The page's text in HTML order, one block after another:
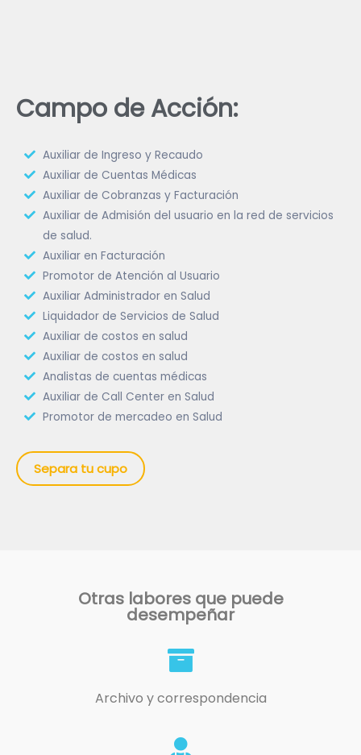
Campo de Acción:
Auxiliar de Ingreso y Recaudo
Auxiliar de Cuentas Médicas
Auxiliar de Cobranzas y Facturación
Auxiliar de Admisión del usuario en la red de servicios
de salud.
Auxiliar en Facturación
Promotor de Atención al Usuario
Auxiliar Administrador en Salud
Liquidador de Servicios de Salud
Auxiliar de costos en salud
Auxiliar de costos en salud
Analistas de cuentas médicas
Auxiliar de Call Center en Salud
Promotor de mercadeo en Salud
Separa tu cupo
Otras labores que puede
desempeñar
Archivo y correspondencia